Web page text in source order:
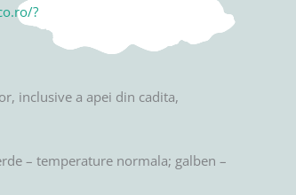
?
inclusive a apei din cadita,
– temperature normala; galben –